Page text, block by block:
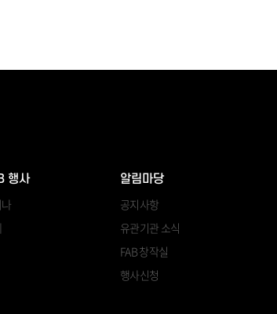
행사 알림마당
공지사항
유관기관 소식
FAB 창작실
행사신청